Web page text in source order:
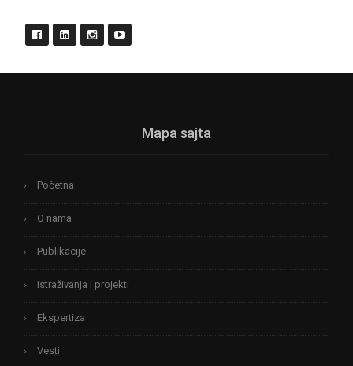
Mapa sajta
Početna
O nama
Publikacije
Istraživanja i projekti
Ekspertiza
Vesti